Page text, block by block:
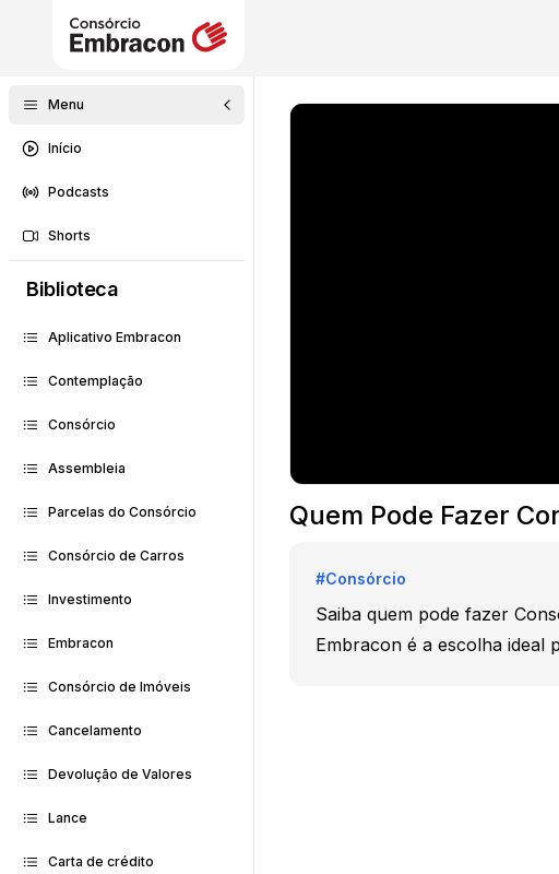
Menu
Início
Podcasts
Shorts
Biblioteca
Aplicativo Embracon
Contemplação
Consórcio
Assembleia
Parcelas do Consórcio
Consórcio de Carros
Investimento
Embracon
Consórcio de Imóveis
Cancelamento
Devolução de Valores
Lance
Carta de crédito
Quem Pode Fazer
#Consórcio
Saiba quem pode fazer
Embracon é a escolha ideal